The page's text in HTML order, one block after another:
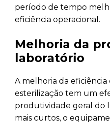
período de tempo
eficiência operacional.
Melhoria da
laboratório
A melhoria da eficiência
esterilização tem um
produtividade geral do
mais curtos, o